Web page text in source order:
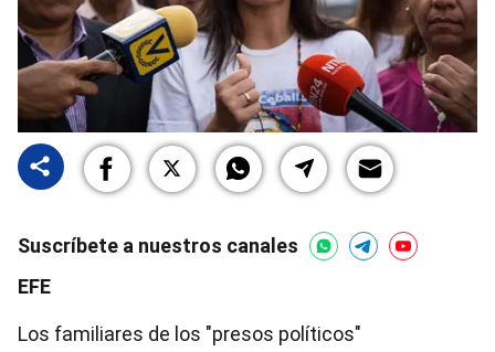
Suscríbete a nuestros canales
EFE
Los familiares de los "presos políticos"